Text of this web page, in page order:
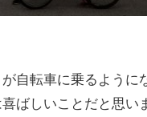
自転車に乗るように
ばしいことだと思い